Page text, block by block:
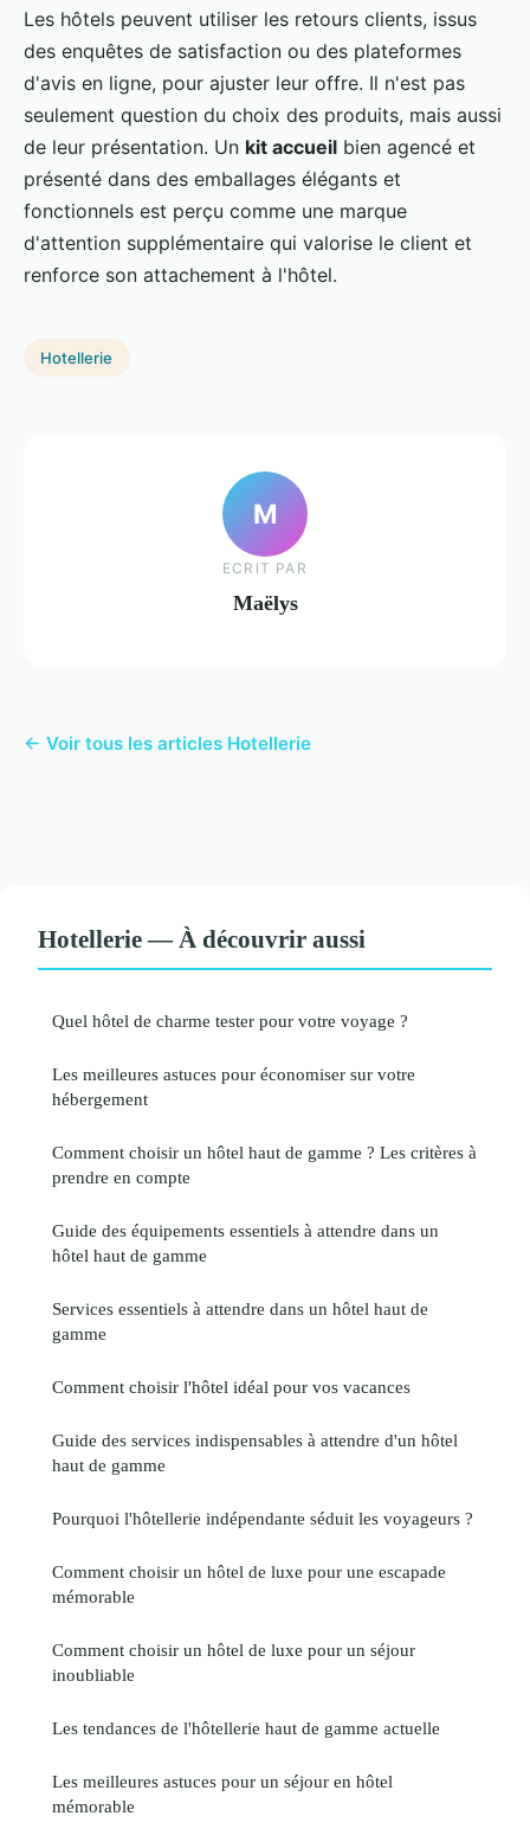
Les hôtels peuvent utiliser les retours clients, issus
des enquêtes de satisfaction ou des plateformes
d'avis en ligne, pour ajuster leur offre. Il n'est pas
seulement question du choix des produits, mais aussi
de leur présentation. Un kit accueil bien agencé et
présenté dans des emballages élégants et
fonctionnels est perçu comme une marque
d'attention supplémentaire qui valorise le client et
renforce son attachement à l'hôtel.
Hotellerie
M
ECRIT PAR
Maëlys
← Voir tous les articles Hotellerie
Hotellerie — À découvrir aussi
Quel hôtel de charme tester pour votre voyage ?
Les meilleures astuces pour économiser sur votre
hébergement
Comment choisir un hôtel haut de gamme ? Les critères à
prendre en compte
Guide des équipements essentiels à attendre dans un
hôtel haut de gamme
Services essentiels à attendre dans un hôtel haut de
gamme
Comment choisir l'hôtel idéal pour vos vacances
Guide des services indispensables à attendre d'un hôtel
haut de gamme
Pourquoi l'hôtellerie indépendante séduit les voyageurs ?
Comment choisir un hôtel de luxe pour une escapade
mémorable
Comment choisir un hôtel de luxe pour un séjour
inoubliable
Les tendances de l'hôtellerie haut de gamme actuelle
Les meilleures astuces pour un séjour en hôtel
mémorable